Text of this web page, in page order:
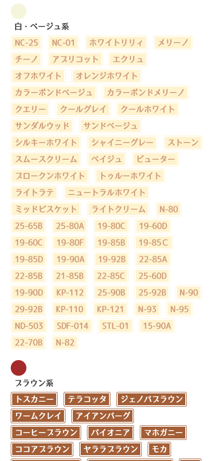
白・ベージュ系
NC-25 NC-01 ホワイトリリィ メリーノ
チーノ アプリコット エクリュ
オフホワイト オレンジホワイト
カラーボンドベージュ カラーボンドメリーノ
クエリー クールグレイ クールホワイト
サンダルウッド サンドベージュ
シルキーホワイト シャイニーグレー ストーン
スムースクリーム ベイジュ ピューター
ブロークンホワイト トゥルーホワイト
ライトラテ ニュートラルホワイト
ミッドビスケット ライトクリーム N-80
25-65B 25-80A 19-80C 19-60D
19-60C 19-80F 19-85B 19-85Ｃ
19-85D 19-90A 19-92B 22-85A
22-85B 21-85B 22-85C 25-60D
19-90D KP-112 25-90B 25-92B N-90
29-92B KP-110 KP-121 N-93 N-95
ND-503 SDF-014 STL-01 15-90A
22-70B N-82
ブラウン系
トスカニー テラコッタ ジェノバブラウン
ワームクレイ アイアンバーグ
コーヒーブラウン パイオニア マホガニー
ココアブラウン ヤララブラウン モカ